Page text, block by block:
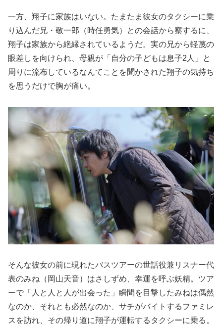
一方、翔子に家族はいない。たまたま彼女のタクシーに乗
り込んだ兄・敬一郎（時任勇気）との会話から察するに、
翔子は家族から絶縁されているようだ。実の兄から軽蔑の
眼差しを向けられ、母親が「自分の子どもは息子2人」と
周りに流布しているなんてことを聞かされた翔子の気持ち
を思うだけで胸が痛い。
そんな彼女の前に現れたバスツアーの世話役兼リスナー代
表のみね（岡山天音）はさしずめ、幸運を呼ぶ妖精。ツア
ーで「人と人と人が出会った」瞬間を目撃したみねは偶然
なのか、それとも必然なのか、サチがバイトするファミレ
スを訪れ、その帰り道に翔子が運転するタクシーに乗る。